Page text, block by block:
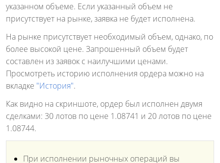
указанном объеме. Если указанный объем не
присутствует на рынке, заявка не будет исполнена.
На рынке присутствует необходимый объем, однако, по
более высокой цене. Запрошенный объем будет
составлен из заявок с наилучшими ценами.
Просмотреть историю исполнения ордера можно на
вкладке "История".
Как видно на скриншоте, ордер был исполнен двумя
сделками: 30 лотов по цене 1.08741 и 20 лотов по цене
1.08744.
При исполнении рыночных операций вы